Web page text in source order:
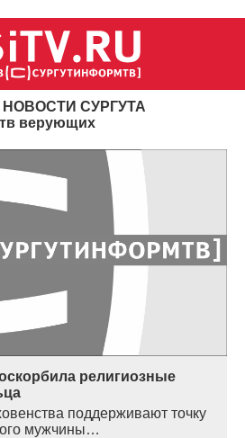
НОВОСТИ СУРГУТА
верующих
религиозные
поддерживают точку
мужчины…